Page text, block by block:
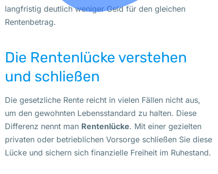
langfristig deutlich weniger Geld für den gleichen
Rentenbetrag.
Die Rentenlücke verstehen
und schließen
Die gesetzliche Rente reicht in vielen Fällen nicht aus,
um den gewohnten Lebensstandard zu halten. Diese
Differenz nennt man Rentenlücke. Mit einer gezielten
privaten oder betrieblichen Vorsorge schließen Sie diese
Lücke und sichern sich finanzielle Freiheit im Ruhestand.